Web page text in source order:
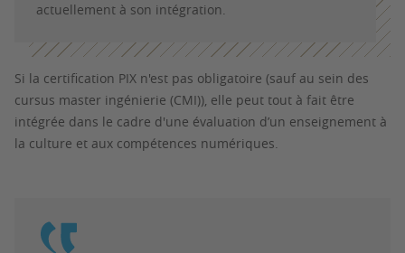
actuellement à son intégration.
Si la certification PIX n'est pas obligatoire (sauf au sein des
cursus master ingénierie (CMI)), elle peut tout à fait être
intégrée dans le cadre d'une évaluation d’un enseignement à
la culture et aux compétences numériques.